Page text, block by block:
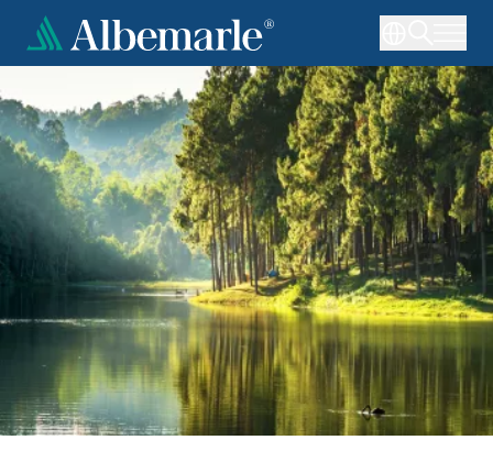
콘
텐
츠
로
너
뛰
기